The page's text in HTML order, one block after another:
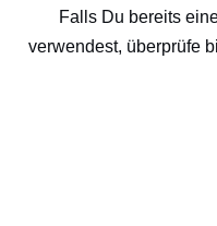
Falls Du bereits
verwendest, überprüfe